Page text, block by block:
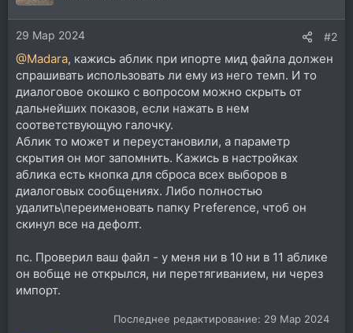
29 Мар 2024 #2
@Madara, кажись аблик при ипорте мид файла должен
спрашивать использовать ли ему из него темп. И то
диалоговое окошко с вопросом можно скрыть от
дальнейших показов, если нажать в нем
соответствующую галочку.
Аблик то может и переустановили, а параметр
скрытия он мог запомнить. Кажись в настройках
аблика есть кнопка для сброса всех выборов в
диалоговых сообщениях. Либо полностью
удалить\переименовать папку Preference, чтоб он
скинул все на дефолт.
пс. Проверил ваш файл - у меня ни в 10 ни в 11 аблике
он вобще не открылся, ни перетягиванием, ни через
импорт.
Последнее редактирование: 29 Мар 2024